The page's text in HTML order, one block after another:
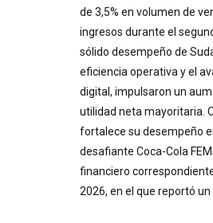
de 3,5% en volumen de
ingresos durante el
sólido desempeño de
eficiencia operativa y el
digital, impulsaron un
utilidad neta mayoritaria.
fortalece su desempeño
desafiante Coca-Cola
financiero
2026, en el que reportó